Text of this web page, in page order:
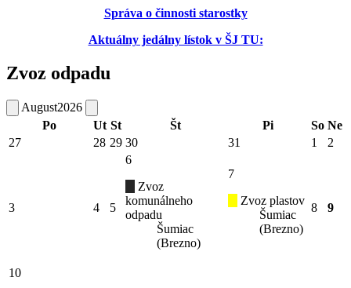
Správa o činnosti starostky
Aktuálny jedálny lístok v ŠJ TU:
Zvoz odpadu
August2026
Po
Ut St Št Pi So Ne
27
28 29 30 31 1 2
3 4 5
6
Zvoz
komunálneho
odpadu
Šumiac
(Brezno)
7
Zvoz plastov
Šumiac
(Brezno)
8 9
10